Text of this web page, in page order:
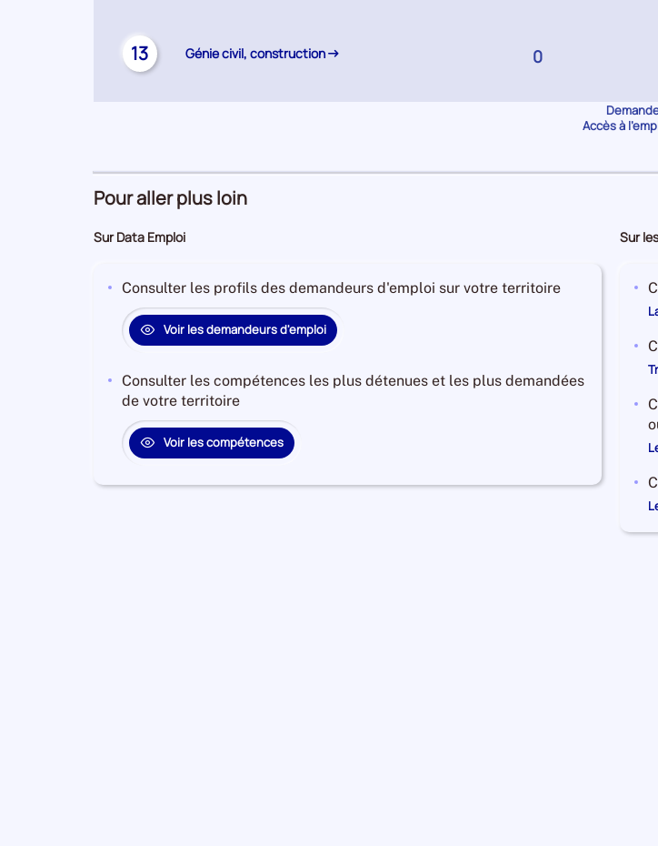
13 Génie civil, construction GERS
0
Accès à
Pour aller plus loin
Sur Data Emploi
Consulter les profils des demandeurs d'emploi sur votre territoire
Voir les demandeurs d'emploi
Consulter les compétences les plus détenues et les plus demandées
de votre territoire
Voir les compétences
Sur